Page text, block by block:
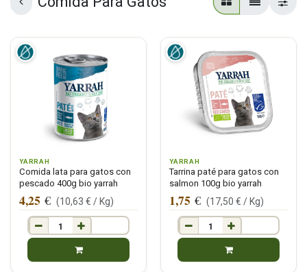
YARRAH
Comida lata para gatos con
pescado 400g bio yarrah
4,25 € (10,63 € / Kg)
YARRAH
Tarrina paté para gatos con
salmon 100g bio yarrah
1,75 € (17,50 € / Kg)